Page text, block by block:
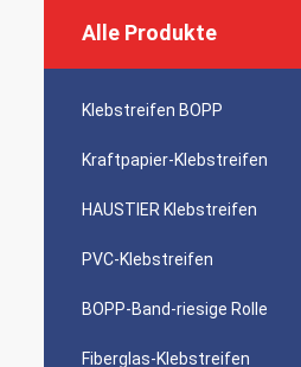
Alle Produkte
Klebstreifen BOPP
Kraftpapier-Klebstreifen
HAUSTIER Klebstreifen
PVC-Klebstreifen
BOPP-Band-riesige Rolle
Fiberglas-Klebstreifen